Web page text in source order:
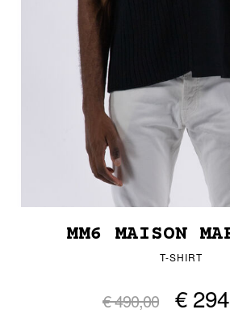
MM6 MAISON
T-SHIRT
€ 490,00 €